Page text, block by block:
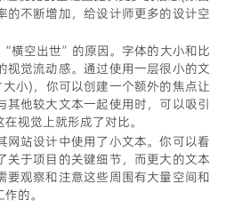
的不断增加，给设计师更多的设计空
横空出世”的原因。字体的大小和比
视觉流动感。通过使用一层很小的文
小)，你可以创建一个额外的焦点让
其他较大文本一起使用时，可以吸引
视觉上就形成了对比。
网站设计中使用了小文本。你可以看
关于项目的关键细节，而更大的文本
要观察和注意这些周围有大量空间和
的。